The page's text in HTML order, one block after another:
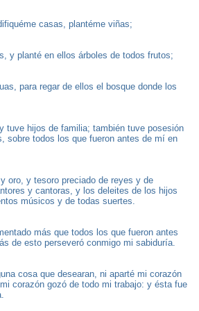
casas, plantéme viñas;
y planté en ellos árboles de todos frutos;
para regar de ellos el bosque donde los
tuve hijos de familia; también tuve posesión
sobre todos los que fueron antes de mí en
oro, y tesoro preciado de reyes y de
y cantoras, y los deleites de los hijos
músicos y de todas suertes.
más que todos los que fueron antes
de esto perseveró conmigo mi sabiduría.
cosa que desearan, ni aparté mi corazón
corazón gozó de todo mi trabajo: y ésta fue